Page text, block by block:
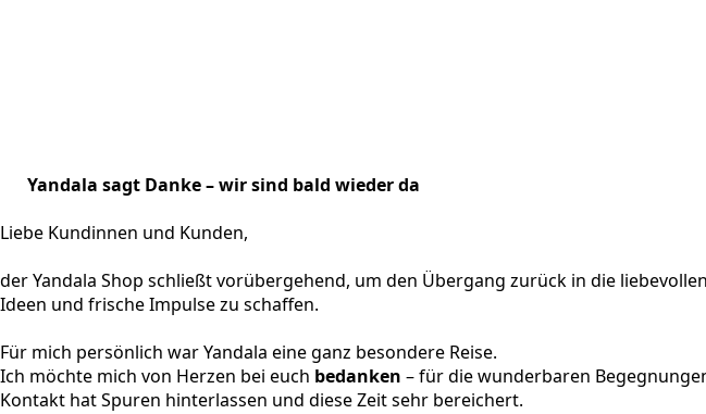
Yandala sagt Danke – wir sind bald wieder da
Liebe Kundinnen und Kunden,
der Yandala Shop schließt vorübergehend, um den Übergang zurück in die
Ideen und frische Impulse zu schaffen.
Für mich persönlich war Yandala eine ganz besondere Reise.
Ich möchte mich von Herzen bei euch bedanken – für die wunderbaren
Kontakt hat Spuren hinterlassen und diese Zeit sehr bereichert.